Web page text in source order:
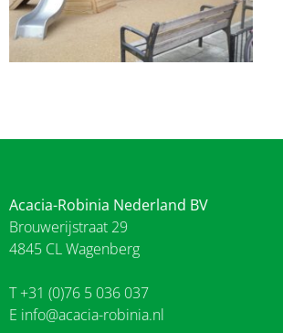
Acacia-Robinia Nederland BV
Brouwerijstraat 29
4845 CL Wagenberg
T +31 (0)76 5 036 037
E info@acacia-robinia.nl